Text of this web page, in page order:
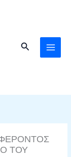
Αναζήτηση
ΤΟΥ